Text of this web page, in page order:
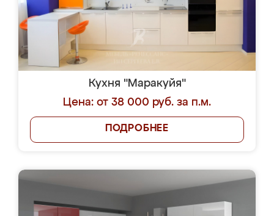
Кухня "Маракуйя"
Цена: от 38 000 руб. за п.м.
ПОДРОБНЕЕ